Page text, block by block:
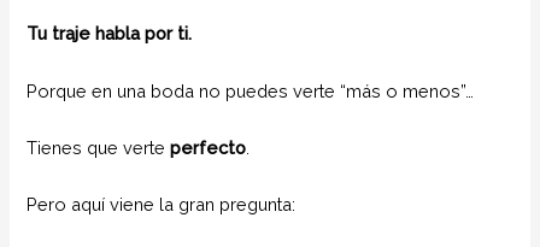
Tu traje habla por ti.
Porque en una boda no puedes verte “más o menos”…
Tienes que verteperfecto
Pero aquí viene la gran pregunta: